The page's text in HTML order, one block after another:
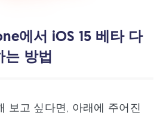
에서 iOS 15 베타 다
는 방법
보고 싶다면, 아래에 주어진